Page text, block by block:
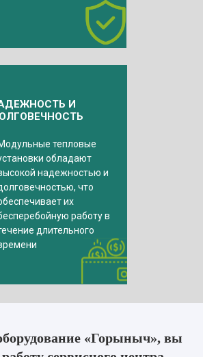
И
тепловые
обладают
надежностью и
что
их
работу в
длительного
«Горыныч», вы